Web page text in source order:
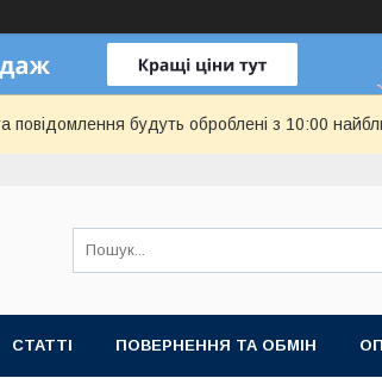
повідомлення будуть оброблені з 10:00
СТАТТІ ПОВЕРНЕННЯ ТА ОБМІН